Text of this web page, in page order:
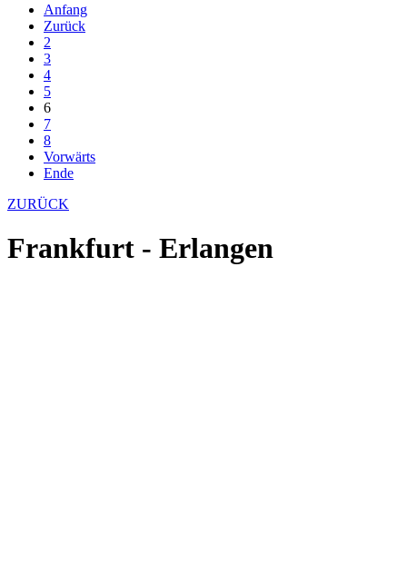
Anfang
Zurück
2
3
4
5
6
7
8
Vorwärts
Ende
ZURÜCK
Frankfurt - Erlangen